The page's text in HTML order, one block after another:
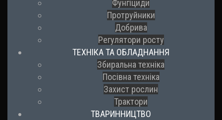
Фунгіциди
Протруйники
Добрива
Регулятори росту
ТЕХНІКА ТА ОБЛАДНАННЯ
Збиральна техніка
Посівна техніка
Захист рослин
Трактори
ТВАРИННИЦТВО